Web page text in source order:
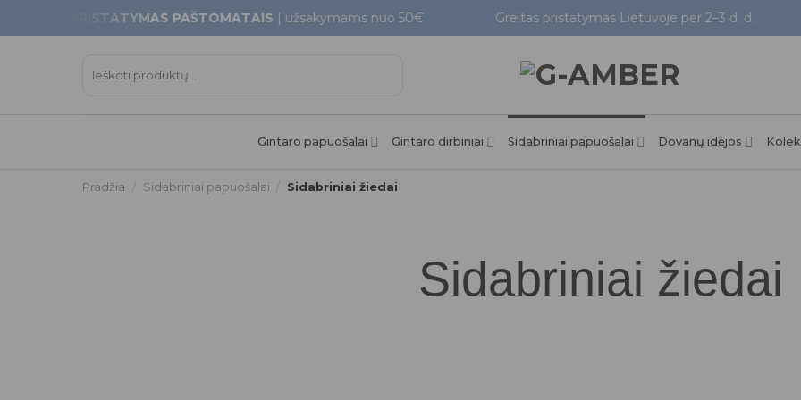
to
PRISTATYMAS PAŠTOMATAIS| užsakymams nuo 50€ Greitas pristatymas Lietuvoje per 2–3 d. d.
Gintaro papuošalai Gintaro dirbiniai Sidabriniai papuošalai Dovanų idėjos
Pradžia Sidabriniai papuošalai Sidabriniai žiedai
Sidabriniai žiedai